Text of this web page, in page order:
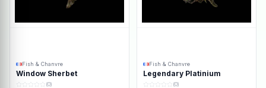
Fish & Chanvre
Window Sherbet
(0)
Fish & Chanvre
Legendary Platinium
(0)